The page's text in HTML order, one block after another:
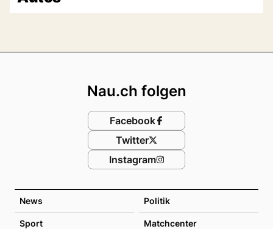
News Politik
Sport Matchcenter
Nau.ch folgen
Facebook
Twitter
Instagram